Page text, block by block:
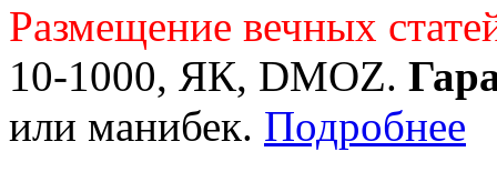
Размещение вечных
10-1000, ЯК, DMOZ.
или манибек. Подробнее